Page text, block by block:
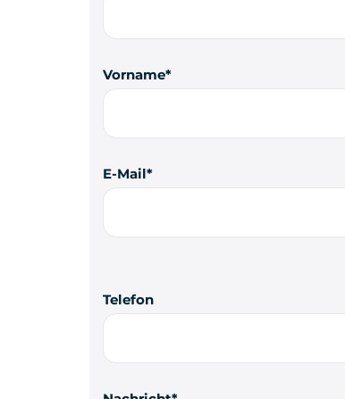
Vorname
E-Mail
Telefon